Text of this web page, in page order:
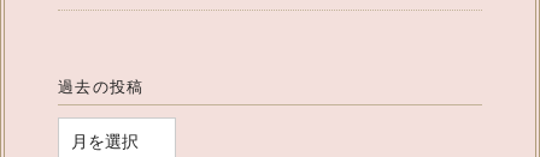
過去の投稿